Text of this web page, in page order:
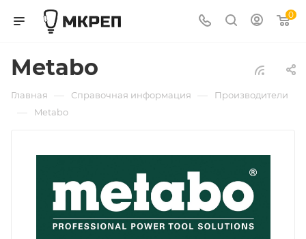
0
Metabo
Главная — Справочная информация — Производители
— Metabo